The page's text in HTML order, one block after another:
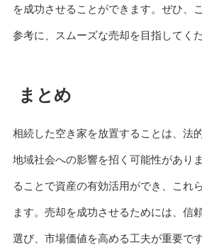
を成功させることができます。ぜひ、
参考に、スムーズな売却を目指してくだ
まとめ
相続した空き家を放置することは、法
地域社会への影響を招く可能性があり
ることで資産の有効活用ができ、これ
ます。売却を成功させるためには、信
選び、市場価値を高める工夫が重要で